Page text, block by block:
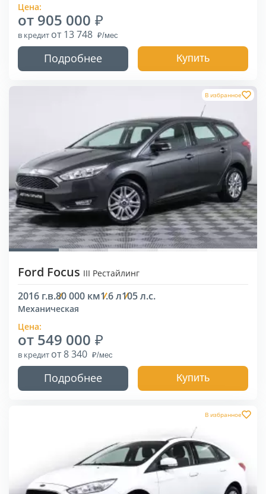
Цена:
от 905 000
в кредит от 13 748
Подробнее Купить
В избранное
Ford Focus III Рестайлинг
2016 г.в.80 000 км1.6 л105 л.с.
Механическая
Цена:
от 549 000
в кредит от 8 340
Подробнее Купить
В избранное